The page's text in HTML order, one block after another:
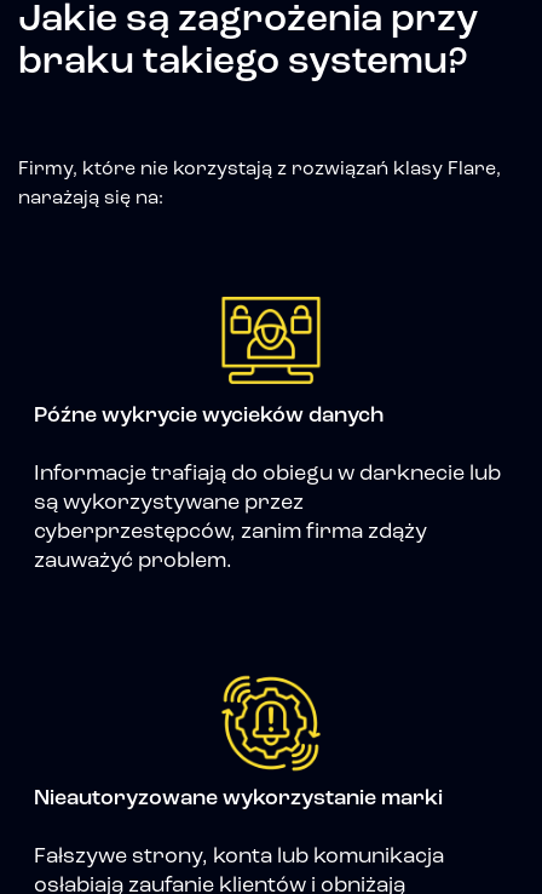
Jakie są zagrożenia przy
braku takiego systemu?
Firmy, które nie korzystają z rozwiązań klasy Flare,
narażają się na:
Późne wykrycie wycieków danych
Informacje trafiają do obiegu w darknecie lub
są wykorzystywane przez
cyberprzestępców, zanim firma zdąży
zauważyć problem.
Nieautoryzowane wykorzystanie marki
Fałszywe strony, konta lub komunikacja
osłabiają zaufanie klientów i obniżają